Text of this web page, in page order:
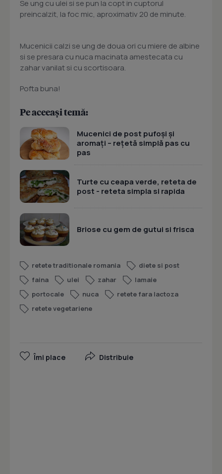
Se ung cu ulei si se pun la copt in cuptorul
preincalzit, la foc mic, aproximativ 20 de minute.
Mucenicii calzi se ung de doua ori cu miere de albine
si se presara cu nuca macinata amestecata cu
zahar vanilat si cu scortisoara.
Pofta buna!
Pe aceeași temă:
Mucenici de post pufoși și
aromați – rețetă simplă pas cu
pas
Turte cu ceapa verde, reteta de
post - reteta simpla si rapida
Briose cu gem de gutui si frisca
retete traditionale romania
diete si post
faina
ulei zahar
lamaie
portocale
nuca
retete fara lactoza
retete vegetariene
Îmi place Distribuie